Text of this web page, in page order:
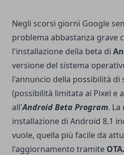
Negli scorsi giorni Google
problema abbastanza grave
l'installazione della beta di
versione del sistema
l'annuncio della possibilità di
(possibilità limitata ai Pixel e
all'Android Beta Program.
installazione di Android 8.1
vuole, quella più facile da
l'aggiornamento tramite OTA.